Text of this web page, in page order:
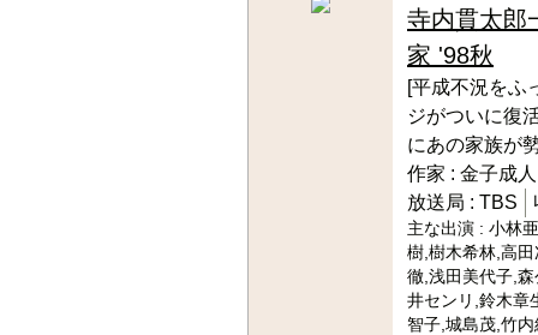
寺内貫太郎
家 '98秋
[平成不況をふ
ジがついに復
にあの家族が
作家 : 金子成人
放送局 : TBS
主な出演 : 小林
樹,樹木希林,高
徹,浅田美代子,
井センリ,鈴木章
智子,城島茂,竹